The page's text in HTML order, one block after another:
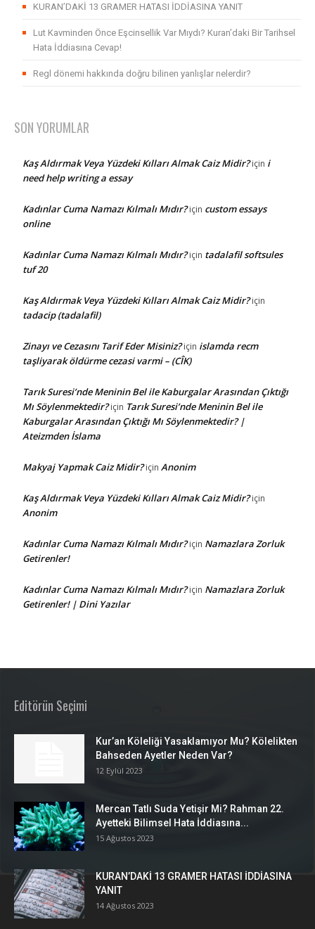
KURAN’DAKİ 13 GRAMER HATASI İDDİASINA YANIT
Lut Kavminden Önce Eşcinsellik Var Mıydı? Kuran’daki Bir Tarihsel
Hata İddiasına Cevap!
Regl dönemi hakkında doğru bilinen yanlışlar nelerdir?
SON YORUMLAR
Kaş Aldırmak Veya Yüzdeki Kılları Almak Caiz Midir?için i
need help writing a essay
Kadınlar Cuma Namazı Kılmalı Mıdır?için custom essays
online
Kadınlar Cuma Namazı Kılmalı Mıdır?için tadalafil softsules
tuf 20
Kaş Aldırmak Veya Yüzdeki Kılları Almak Caiz Midir?için
tadacip (tadalafil)
Zinayı ve Cezasını Tarif Eder Misiniz?için islamda recm
taşliyarak öldürme cezasi varmi – (CÎK)
Tarık Suresi’nde Meninin Bel ile Kaburgalar Arasından Çıktığı
Mı Söylenmektedir?için Tarık Suresi’nde Meninin Bel ile
Kaburgalar Arasından Çıktığı Mı Söylenmektedir? |
Ateizmden İslama
Makyaj Yapmak Caiz Midir?için Anonim
Kaş Aldırmak Veya Yüzdeki Kılları Almak Caiz Midir?için
Anonim
Kadınlar Cuma Namazı Kılmalı Mıdır?için Namazlara Zorluk
Getirenler!
Kadınlar Cuma Namazı Kılmalı Mıdır?için Namazlara Zorluk
Getirenler! | Dini Yazılar
Editörün Seçimi
Kur’an Köleliği Yasaklamıyor Mu? Kölelikten
Bahseden Ayetler Neden Var?
12 Eylül 2023
Mercan Tatlı Suda Yetişir Mi? Rahman 22.
Ayetteki Bilimsel Hata İddiasına...
15 Ağustos 2023
KURAN’DAKİ 13 GRAMER HATASI İDDİASINA
YANIT
14 Ağustos 2023